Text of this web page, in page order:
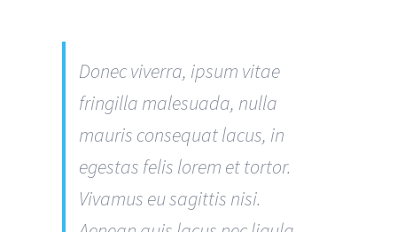
Donec viverra, ipsum vitae
fringilla malesuada, nulla
mauris consequat lacus, in
egestas felis lorem et tortor.
Vivamus eu sagittis nisi.